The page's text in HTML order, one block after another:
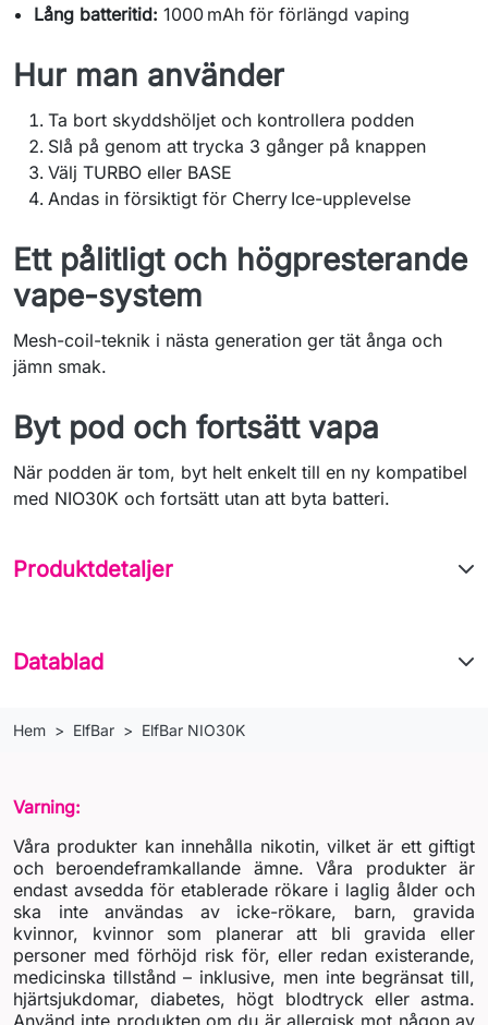
Lång batteritid: 1000 mAh för förlängd vaping
Hur man använder
Ta bort skyddshöljet och kontrollera podden
Slå på genom att trycka 3 gånger på knappen
Välj TURBO eller BASE
Andas in försiktigt för Cherry Ice-upplevelse
Ett pålitligt och högpresterande
vape-system
Mesh-coil-teknik i nästa generation ger tät ånga och
jämn smak.
Byt pod och fortsätt vapa
När podden är tom, byt helt enkelt till en ny kompatibel
med NIO30K och fortsätt utan att byta batteri.
Produktdetaljer
Datablad
Hem ElfBar ElfBar NIO30K
Varning:
Våra produkter kan innehålla nikotin, vilket är ett giftigt
och beroendeframkallande ämne. Våra produkter är
endast avsedda för etablerade rökare i laglig ålder och
ska inte användas av icke-rökare, barn, gravida
kvinnor, kvinnor som planerar att bli gravida eller
personer med förhöjd risk för, eller redan existerande,
medicinska tillstånd – inklusive, men inte begränsat till,
hjärtsjukdomar, diabetes, högt blodtryck eller astma.
Använd inte produkten om du är allergisk mot någon av